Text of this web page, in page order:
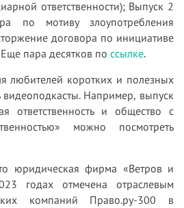
ответственности); Выпуск 2
по мотиву злоупотребления
договора по инициативе
Еще пара десятков по ссылке.
любителей коротких и полезных
видеоподкасты. Например, выпуск
ответственность и общество с
можно посмотреть
юридическая фирма «Ветров и
годах отмечена отраслевым
компаний Право.ру-300 в